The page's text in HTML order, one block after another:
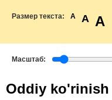
Размер текста: A A A
Масштаб:
Oddiy ko'rinish